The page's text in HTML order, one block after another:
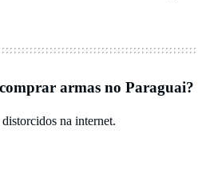
armas no Paraguai?
na internet.